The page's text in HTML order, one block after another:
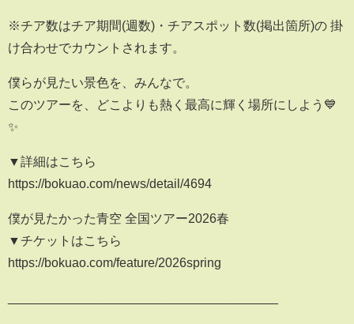
※チア数はチア期間(週数)・チアスポット数(掲出箇所)の 掛
け合わせでカウントされます。
僕らが見たい景色を、みんなで。
このツアーを、どこよりも熱く最高に輝く場所にしよう💙
✨️
▼詳細はこちら
https://bokuao.com/news/detail/4694
僕が見たかった青空 全国ツアー2026春
▼チケットはこちら
https://bokuao.com/feature/2026spring